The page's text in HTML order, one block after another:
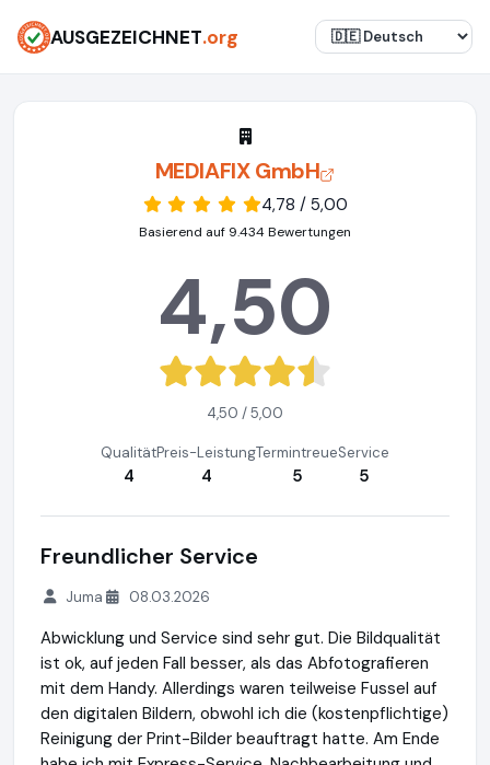
AUSGEZEICHNET.org
MEDIAFIX GmbH
4,78 / 5,00
Basierend auf 9.434 Bewertungen
4,50
4,50 / 5,00
Qualität
4
Preis-Leistung
4
Termintreue
5
Service
5
Freundlicher Service
Juma 08.03.2026
Abwicklung und Service sind sehr gut. Die Bildqualität
ist ok, auf jeden Fall besser, als das Abfotografieren
mit dem Handy. Allerdings waren teilweise Fussel auf
den digitalen Bildern, obwohl ich die (kostenpflichtige)
Reinigung der Print-Bilder beauftragt hatte. Am Ende